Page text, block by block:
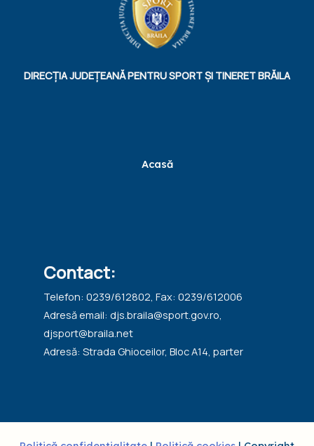
DIRECȚIA JUDEȚEANĂ PENTRU SPORT ȘI TINERET BRĂILA
Acasă
Contact:
Telefon: 0239/612802, Fax: 0239/612006
Adresă email: djs.braila@sport.gov.ro,
djsport@braila.net
Adresă: Strada Ghioceilor, Bloc A14, parter